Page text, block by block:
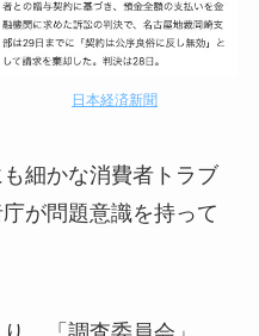
日本経済新聞
細かな消費者トラブ
が問題意識を持って